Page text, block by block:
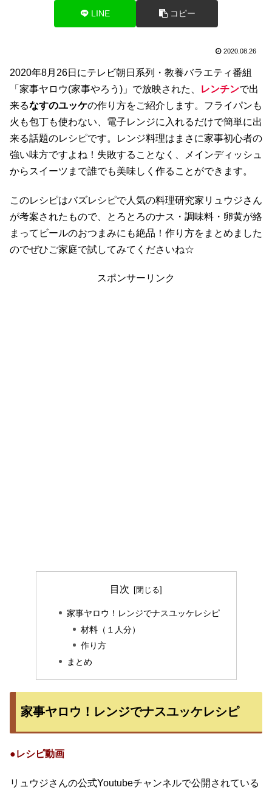
LINE コピー
2020.08.26
2020年8月26日にテレビ朝日系列・教養バラエティ番組
「家事ヤロウ(家事やろう)」で放映された、
レンチンで出
来るなすのユッケの作り方をご紹介します。フライパンも
火も包丁も使わない、電子レンジに入れるだけで簡単に出
来る話題のレシピです。レンジ料理はまさに家事初心者の
強い味方ですよね！失敗することなく、メインディッシュ
からスイーツまで誰でも美味しく作ることができます。
このレシピはバズレシピで人気の料理研究家リュウジさん
が考案されたもので、とろとろのナス・調味料・卵黄が絡
まってビールのおつまみにも絶品！作り方をまとめました
のでぜひご家庭で試してみてくださいね☆
スポンサーリンク
目次
家事ヤロウ！レンジでナスユッケレシピ
材料（１人分）
作り方
まとめ
家事ヤロウ！レンジでナスユッケレシピ
●レシピ動画
リュウジさんの公式Youtubeチャンネルで公開されている